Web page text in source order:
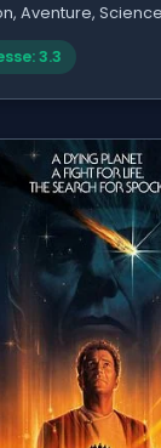
Aventure,
3.3